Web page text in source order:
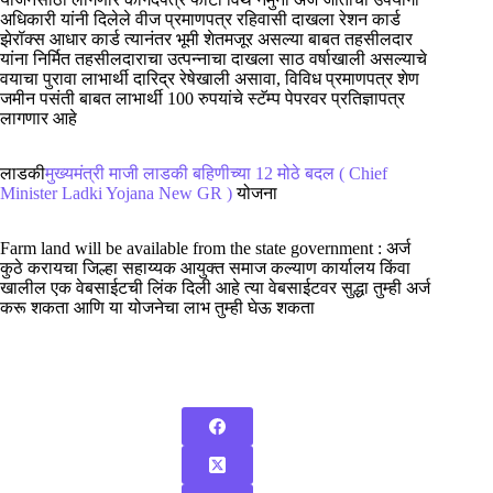
अधिकारी यांनी दिलेले वीज प्रमाणपत्र रहिवासी दाखला रेशन कार्ड
झेरॉक्स आधार कार्ड त्यानंतर भूमी शेतमजूर असल्या बाबत तहसीलदार
यांना निर्मित तहसीलदाराचा उत्पन्नाचा दाखला साठ वर्षाखाली असल्याचे
वयाचा पुरावा लाभार्थी दारिद्र रेषेखाली असावा, विविध प्रमाणपत्र शेण
जमीन पसंती बाबत लाभार्थी 100 रुपयांचे स्टॅम्प पेपरवर प्रतिज्ञापत्र
लागणार आहे
लाडकीमुख्यमंत्री माजी लाडकी बहिणीच्या 12 मोठे बदल ( Chief
Minister Ladki Yojana New GR )योजना
Farm land will be available from the state government : अर्ज
कुठे करायचा जिल्हा सहाय्यक आयुक्त समाज कल्याण कार्यालय किंवा
खालील एक वेबसाईटची लिंक दिली आहे त्या वेबसाईटवर सुद्धा तुम्ही अर्ज
करू शकता आणि या योजनेचा लाभ तुम्ही घेऊ शकता